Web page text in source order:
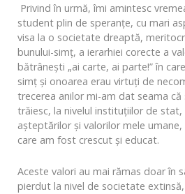
Privind în urmă, îmi amintesc
student plin de speranțe, cu mari
visa la o societate dreaptă,
bunului-simț, a ierarhiei corecte a
bătrâneşti „ai carte, ai parte!” în
simţ și onoarea erau virtuți de
trecerea anilor mi-am dat seama că
trăiesc, la nivelul instituţiilor de
așteptărilor și valorilor mele
care am fost crescut și educat.
Aceste valori au mai rămas doar în
pierdut la nivel de societate